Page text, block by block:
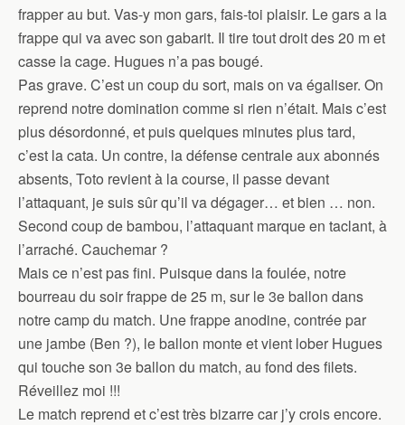
frapper au but. Vas-y mon gars, fais-toi plaisir. Le gars a la
frappe qui va avec son gabarit. Il tire tout droit des 20 m et
casse la cage. Hugues n’a pas bougé.
Pas grave. C’est un coup du sort, mais on va égaliser. On
reprend notre domination comme si rien n’était. Mais c’est
plus désordonné, et puis quelques minutes plus tard,
c’est la cata. Un contre, la défense centrale aux abonnés
absents, Toto revient à la course, il passe devant
l’attaquant, je suis sûr qu’il va dégager… et bien … non.
Second coup de bambou, l’attaquant marque en taclant, à
l’arraché. Cauchemar ?
Mais ce n’est pas fini. Puisque dans la foulée, notre
bourreau du soir frappe de 25 m, sur le 3e ballon dans
notre camp du match. Une frappe anodine, contrée par
une jambe (Ben ?), le ballon monte et vient lober Hugues
qui touche son 3e ballon du match, au fond des filets.
Réveillez moi !!!
Le match reprend et c’est très bizarre car j’y crois encore.